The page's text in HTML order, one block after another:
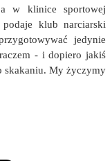
w klinice sportowej
klub narciarski
jedynie
- i dopiero jakiś
skakaniu. My życzymy